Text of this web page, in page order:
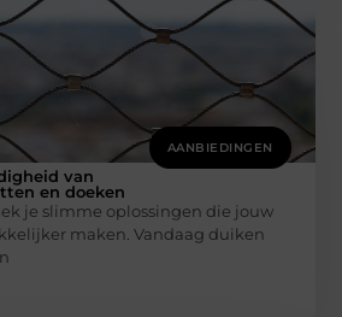
AANBIEDINGEN
van
en doeken
je slimme oplossingen die jouw
maken. Vandaag duiken